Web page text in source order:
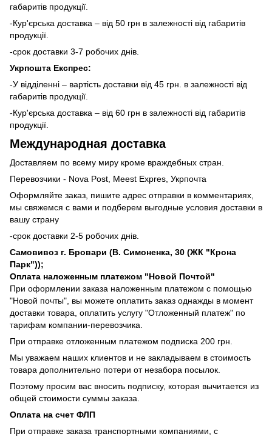
габаритів продукції.
-Кур'єрська доставка – від 50 грн в залежності від габаритів
продукції.
-срок доставки 3-7 робочих днів.
Укрпошта Експрес:
-У відділенні – вартість доставки від 45 грн. в залежності від
габаритів продукції.
-Кур'єрська доставка – від 60 грн в залежності від габаритів
продукції.
Международная доставка
Доставляем по всему миру кроме враждебных стран.
Перевозчики - Nova Post, Meest Expres, Укрпочта
Оформляйте заказ, пишите адрес отправки в комментариях,
мы свяжемся с вами и подберем выгодные условия доставки в
вашу страну
-срок доставки 2-5 робочих днів.
Самовивоз г. Бровари (В. Симоненка, 30 (ЖК "Крона
Парк"));
Оплата наложенным платежом "Новой Почтой"
При оформлении заказа наложенным платежом с помощью
"Новой почты", вы можете оплатить заказ однажды в момент
доставки товара, оплатить услугу "Отложенный платеж" по
тарифам компании-перевозчика.
При отправке отложенным платежом подписка 200 грн.
Мы уважаем наших клиентов и не закладываем в стоимость
товара дополнительно потери от незабора посылок.
Поэтому просим вас вносить подписку, которая вычитается из
общей стоимости суммы заказа.
Оплата на счет ФЛП
При отправке заказа транспортными компаниями, с